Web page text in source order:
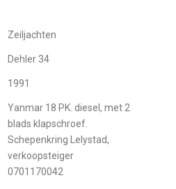
Zeiljachten
Dehler 34
1991
Yanmar 18 PK. diesel, met 2
blads klapschroef.
Schepenkring Lelystad,
verkoopsteiger
0701170042